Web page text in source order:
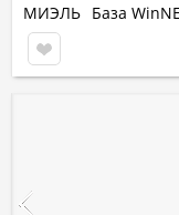
МИЭЛЬ База